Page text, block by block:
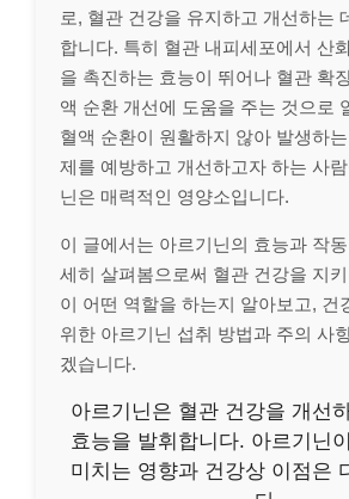
로, 혈관 건강을 유지하고 개선하는
합니다. 특히 혈관 내피세포에서 산
을 촉진하는 효능이 뛰어나 혈관 확
액 순환 개선에 도움을 주는 것으로
혈액 순환이 원활하지 않아 발생하
제를 예방하고 개선하고자 하는 사
닌은 매력적인 영양소입니다.
이 글에서는 아르기닌의 효능과 작
세히 살펴봄으로써 혈관 건강을 지
이 어떤 역할을 하는지 알아보고, 건
위한 아르기닌 섭취 방법과 주의 사
겠습니다.
아르기닌은 혈관 건강을 개선
효능을 발휘합니다. 아르기닌
미치는 영향과 건강상 이점은